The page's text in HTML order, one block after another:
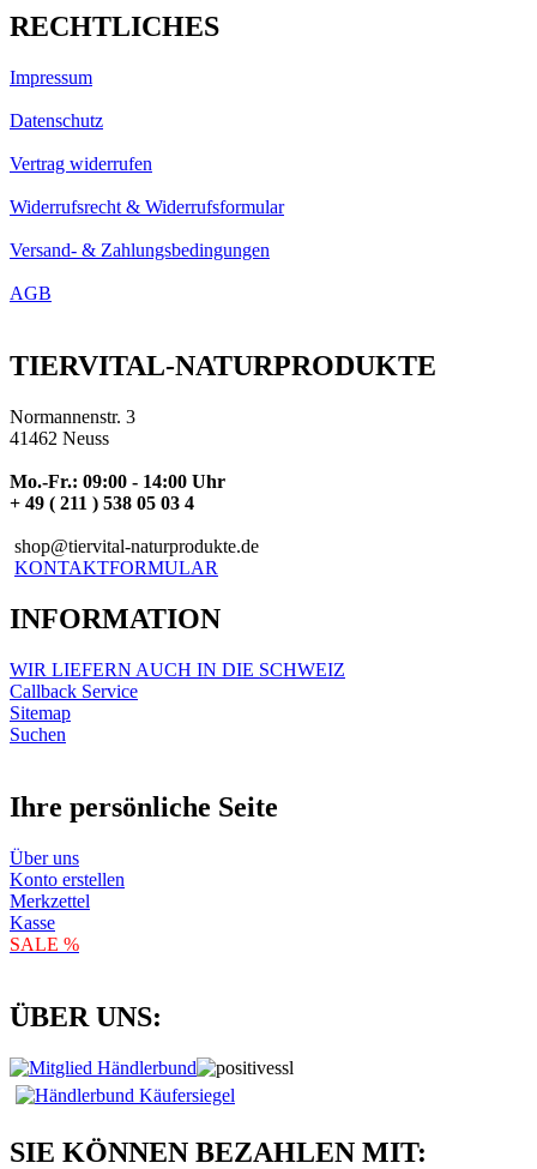
RECHTLICHES
Impressum
Datenschutz
Vertrag widerrufen
Widerrufsrecht & Widerrufsformular
Versand- & Zahlungsbedingungen
AGB
TIERVITAL-NATURPRODUKTE
Normannenstr. 3
41462 Neuss
Mo.-Fr.: 09:00 - 14:00 Uhr
+ 49 ( 211 ) 538 05 03 4
shop@tiervital-naturprodukte.de
KONTAKTFORMULAR
INFORMATION
WIR LIEFERN AUCH IN DIE SCHWEIZ
Callback Service
Sitemap
Suchen
Ihre persönliche Seite
Über uns
Konto erstellen
Merkzettel
Kasse
SALE %
ÜBER UNS:
SIE KÖNNEN BEZAHLEN MIT: